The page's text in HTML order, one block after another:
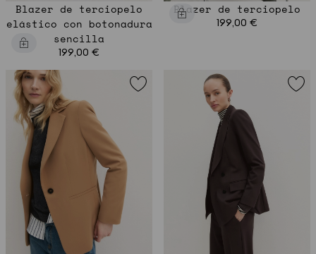
Blazer de terciopelo
elástico con botonadura
sencilla
199,00 €
Blazer de terciopelo
199,00 €